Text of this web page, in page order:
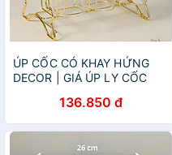
ÚP CỐC CÓ KHAY HỨNG
DECOR | GIÁ ÚP LY CỐC
HỨNG NƯỚC BẦU DỤC (
MẪU MỚI VỀ )
136.850 đ